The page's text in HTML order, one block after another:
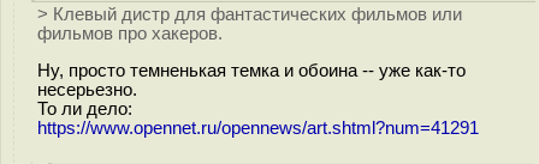
> Клевый дистр для фантастических фильмов или
фильмов про хакеров.
Ну, просто темненькая темка и обоина -- уже как-то
несерьезно.
То ли дело:
https://www.opennet.ru/opennews/art.shtml?num=41291